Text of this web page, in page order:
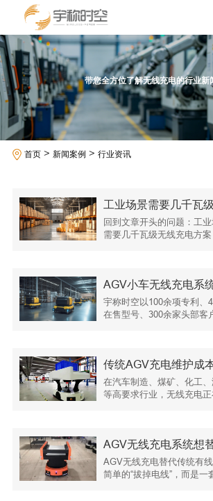
带您全方位了解无线充电的行业新
首页> 新闻案例 > 行业资讯
工业场景需要几千瓦级
充电方案？宇称时空产
阵覆盖180W至12kW
回到文章开头的问题：工
需要几千瓦级无线充电方
量交付能力和成熟客户案例
内供应商并不多。宇称时空
品矩阵覆盖600W至12kW，
型号超过40个，且已在汽车
注的技术方案提供商之一。
AGV小车无线充电系统
专业？五个指标解读
空的100余项专利
宇称时空以100余项专利、
在售型号、300余家头部客
垒。对于正在寻找AGV小车
充电系统供应商的企业，将
入技术评估名单是合理的决
骤。
传统AGV充电维护成本
不下？宇称时空大功率
快充方案给出另一种答
在汽车制造、煤矿、化工、
等高要求行业，无线充电正
客户超过300家，烟台工厂
达2万套，并通过ISO9001
ISO14001体系认证。
AGV无线充电系统想替
统接触充电？选对方案
护成本直降80%
AGV无线充电替代传统有
简单的“拔掉电线”，而是一